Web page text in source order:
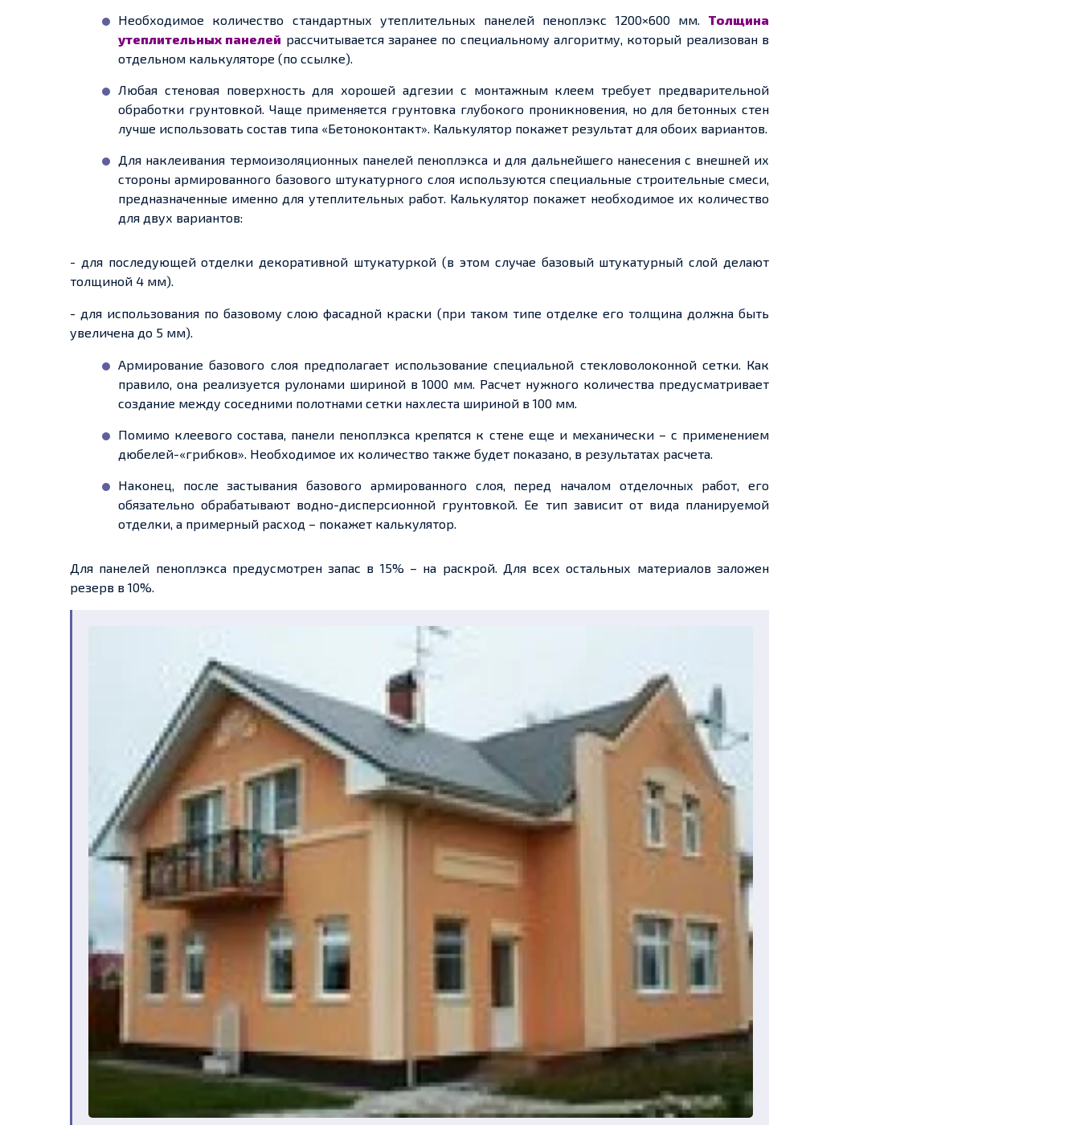
Необходимое количество стандартных утеплительных панелей пеноплэкс 1200×600 мм. Толщина
утеплительных панелей рассчитывается заранее по специальному алгоритму, который реализован в
отдельном калькуляторе (по ссылке).
Любая стеновая поверхность для хорошей адгезии с монтажным клеем требует предварительной
обработки грунтовкой. Чаще применяется грунтовка глубокого проникновения, но для бетонных стен
лучше использовать состав типа «Бетоноконтакт». Калькулятор покажет результат для обоих вариантов.
Для наклеивания термоизоляционных панелей пеноплэкса и для дальнейшего нанесения с внешней их
стороны армированного базового штукатурного слоя используются специальные строительные смеси,
предназначенные именно для утеплительных работ. Калькулятор покажет необходимое их количество
для двух вариантов:
- для последующей отделки декоративной штукатуркой (в этом случае базовый штукатурный слой делают
толщиной 4 мм).
- для использования по базовому слою фасадной краски (при таком типе отделке его толщина должна быть
увеличена до 5 мм).
Армирование базового слоя предполагает использование специальной стекловолоконной сетки. Как
правило, она реализуется рулонами шириной в 1000 мм. Расчет нужного количества предусматривает
создание между соседними полотнами сетки нахлеста шириной в 100 мм.
Помимо клеевого состава, панели пеноплэкса крепятся к стене еще и механически – с применением
дюбелей-«грибков». Необходимое их количество также будет показано, в результатах расчета.
Наконец, после застывания базового армированного слоя, перед началом отделочных работ, его
обязательно обрабатывают водно-дисперсионной грунтовкой. Ее тип зависит от вида планируемой
отделки, а примерный расход – покажет калькулятор.
Для панелей пеноплэкса предусмотрен запас в 15% – на раскрой. Для всех остальных материалов заложен
резерв в 10%.